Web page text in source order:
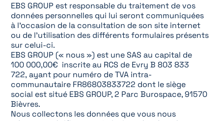
EBS GROUP est responsable du traitement de vos
données personnelles qui lui seront communiquées
à l’occasion de la consultation de son site internet
ou de l’utilisation des différents formulaires présents
sur celui-ci.
EBS GROUP (« nous ») est une SAS au capital de
100 000,00€ inscrite au RCS de Evry B 803 833
722, ayant pour numéro de TVA intra-
communautaire FR86803833722 dont le siège
social est situé EBS GROUP, 2 Parc Burospace, 91570
Bièvres.
Nous collectons les données que vous nous